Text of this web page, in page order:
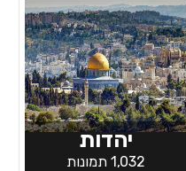
יהדות
1,032 תמונות